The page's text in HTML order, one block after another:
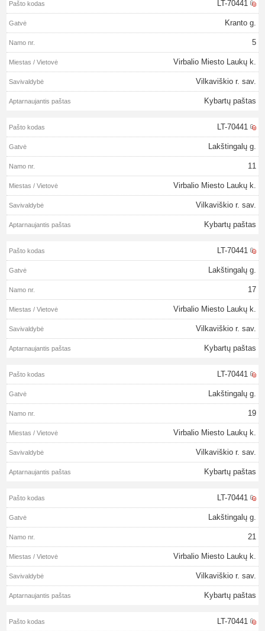
LT-70441
Kranto g.
5
Virbalio Miesto Laukų k.
Vilkaviškio r. sav.
Kybartų paštas
LT-70441
Lakštingalų g.
11
Virbalio Miesto Laukų k.
Vilkaviškio r. sav.
Kybartų paštas
LT-70441
Lakštingalų g.
17
Virbalio Miesto Laukų k.
Vilkaviškio r. sav.
Kybartų paštas
LT-70441
Lakštingalų g.
19
Virbalio Miesto Laukų k.
Vilkaviškio r. sav.
Kybartų paštas
LT-70441
Lakštingalų g.
21
Virbalio Miesto Laukų k.
Vilkaviškio r. sav.
Kybartų paštas
LT-70441